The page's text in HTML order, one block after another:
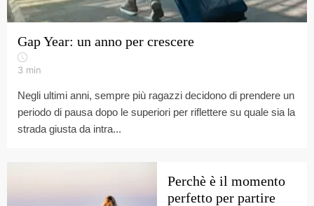
Gap Year: un anno per crescere
3 min
Negli ultimi anni, sempre più ragazzi decidono di prendere un
periodo di pausa dopo le superiori per riflettere su quale sia la
strada giusta da intra...
Perchè è il momento
perfetto per partire